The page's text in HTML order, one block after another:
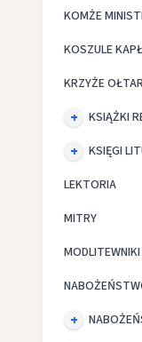
KOMŻE
KOSZULE
KRZYŻE
KSIĄŻKI
KSIĘGI
LEKTORIA
MITRY
MODLITEWNIKI